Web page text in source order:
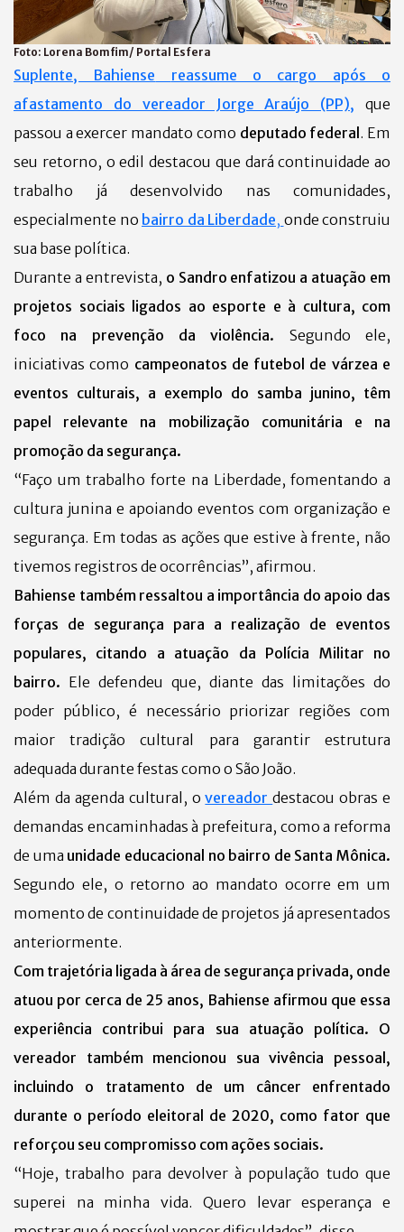
Foto: Lorena Bomfim/ Portal Esfera
Suplente, Bahiense
reassume o cargo após o
afastamento do vereador Jorge Araújo (PP), que
passou a exercer mandato como deputado federal. Em
seu retorno, o edil destacou que dará continuidade ao
trabalho já desenvolvido nas comunidades,
especialmente no bairro da Liberdade, onde construiu
sua base política.
Durante a entrevista, o Sandro enfatizou a atuação em
projetos sociais ligados ao esporte e à cultura, com
foco na prevenção da violência. Segundo ele,
iniciativas como campeonatos de futebol de várzea e
eventos culturais, a exemplo do samba junino, têm
papel relevante na mobilização comunitária e na
promoção da segurança.
“Faço um trabalho forte na Liberdade, fomentando a
cultura junina e apoiando eventos com organização e
segurança. Em todas as ações que estive à frente, não
tivemos registros de ocorrências”, afirmou.
Bahiense também ressaltou a importância do apoio das
forças de segurança para a realização de eventos
populares, citando a atuação da Polícia Militar no
bairro. Ele defendeu que, diante das limitações do
poder público, é necessário priorizar regiões com
maior tradição cultural para garantir estrutura
adequada durante festas como o São João.
Além da agenda cultural, overeadordestacou obras e
demandas encaminhadas à prefeitura, como a reforma
de uma unidade educacional no bairro de Santa Mônica.
Segundo ele, o retorno ao mandato ocorre em um
momento de continuidade de projetos já apresentados
anteriormente.
Com trajetória ligada à área de segurança privada, onde
atuou por cerca de 25 anos, Bahiense afirmou que essa
experiência contribui para sua atuação política. O
vereador também mencionou sua vivência pessoal,
incluindo o tratamento de um câncer enfrentado
durante o período eleitoral de 2020, como fator que
reforçou seu compromisso com ações sociais.
“Hoje, trabalho para devolver à população tudo que
superei na minha vida. Quero levar esperança e